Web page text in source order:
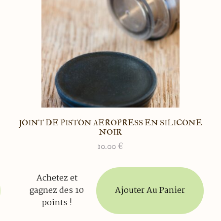
JOINT DE PISTON AEROPRESS EN SILICONE
NOIR
10.00 €
Achetez et
gagnez des 10
points !
Ajouter Au Panier